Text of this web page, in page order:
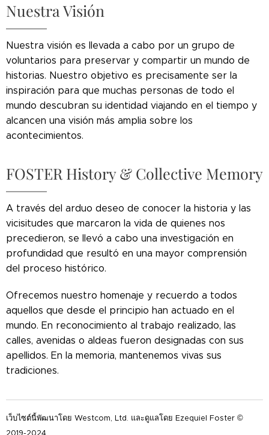
Nuestra Visión
Nuestra visión es llevada a cabo por un grupo de
voluntarios para preservar y compartir un mundo de
historias. Nuestro objetivo es precisamente ser la
inspiración para que muchas personas de todo el
mundo descubran su identidad viajando en el tiempo y
alcancen una visión más amplia sobre los
acontecimientos.
FOSTER History & Collective Memory
A través del arduo deseo de conocer la historia y las
vicisitudes que marcaron la vida de quienes nos
precedieron, se llevó a cabo una investigación en
profundidad que resultó en una mayor comprensión
del proceso histórico.
Ofrecemos nuestro homenaje y recuerdo a todos
aquellos que desde el principio han actuado en el
mundo. En reconocimiento al trabajo realizado, las
calles, avenidas o aldeas fueron designadas con sus
apellidos. En la memoria, mantenemos vivas sus
tradiciones.
เว็บไซต์นี้พัฒนาโดย Westcom, Ltd. และดูแลโดย Ezequiel Foster ©